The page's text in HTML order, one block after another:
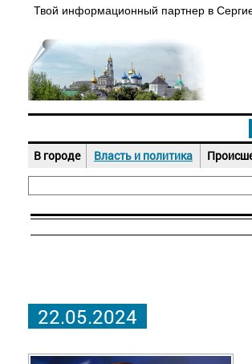
Твой информационный партнер в
В городе Власть и политика
22.05.2024